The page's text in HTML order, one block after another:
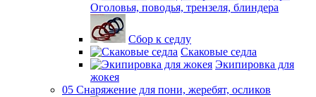
Оголовья, поводья, трензеля, блиндера
Сбор к седлу
Скаковые седла
Экипировка для
жокея
05 Снаряжение для пони, жеребят, осликов